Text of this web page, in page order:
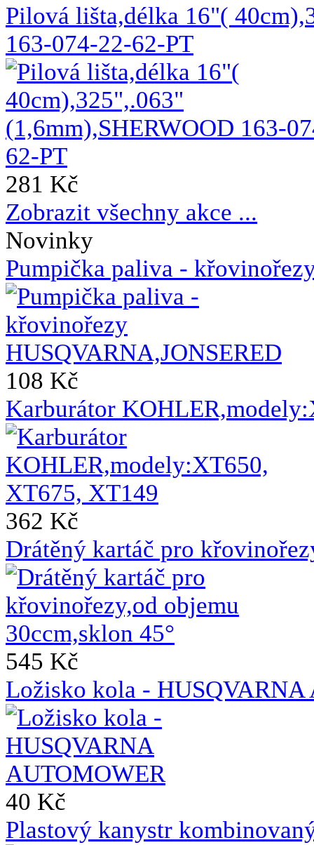
Pilová lišta,délka 16"(
163-074-22-62-PT
281 Kč
Zobrazit všechny akce ...
Novinky
Pumpička paliva -
108 Kč
Karburátor
362 Kč
Drátěný kartáč pro
545 Kč
Ložisko kola - HUSQVARNA
40 Kč
Plastový kanystr